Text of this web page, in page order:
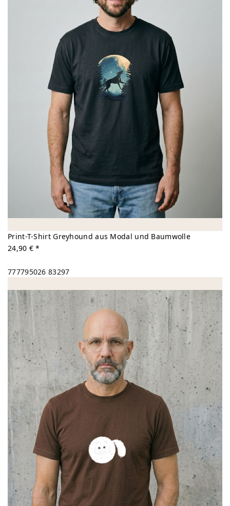
Print-T-Shirt Greyhound aus Modal und Baumwolle
24,90 € *
777795026 83297